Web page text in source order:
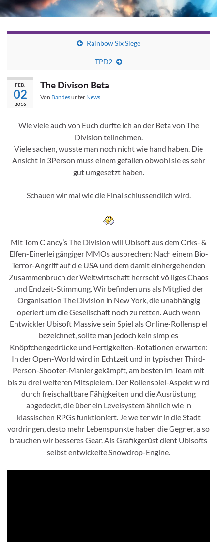
Rainbow Six Siege
TPD2
FEB.
02
2016
The Divison Beta
Von Bandesunter News
Wie viele auch von Euch durfte ich an der Beta von The
Division teilnehmen.
Viele sachen, wusste man noch nicht wie hand haben. Die
Ansicht in 3Person muss einem gefallen obwohl sie es sehr
gut umgesetzt haben.
Schauen wir mal wie die Final schlussendlich wird.
Mit Tom Clancy’s The Division will Ubisoft aus dem Orks- &
Elfen-Einerlei gängiger MMOs ausbrechen: Nach einem Bio-
Terror-Angriff auf die USA und dem damit einhergehenden
Zusammenbruch der Weltwirtschaft herrscht völliges Chaos
und Endzeit-Stimmung. Wir befinden uns als Mitglied der
Organisation The Division in New York, die unabhängig
operiert um die Gesellschaft noch zu retten. Auch wenn
Entwickler Ubisoft Massive sein Spiel als Online-Rollenspiel
bezeichnet, sollte man jedoch kein simples
Knöpfchengedrücke und Fertigkeiten-Rotationen erwarten:
In der Open-World wird in Echtzeit und in typischer Third-
Person-Shooter-Manier gekämpft, am besten im Team mit
bis zu drei weiteren Mitspielern. Der Rollenspiel-Aspekt wird
durch freischaltbare Fähigkeiten und die Ausrüstung
abgedeckt, die über ein Levelsystem ähnlich wie in
klassischen RPGs funktioniert. Je weiter wir in die Stadt
vordringen, desto mehr Lebenspunkte haben die Gegner, also
brauchen wir besseres Gear. Als Grafikgerüst dient Ubisofts
selbst entwickelte Snowdrop-Engine.